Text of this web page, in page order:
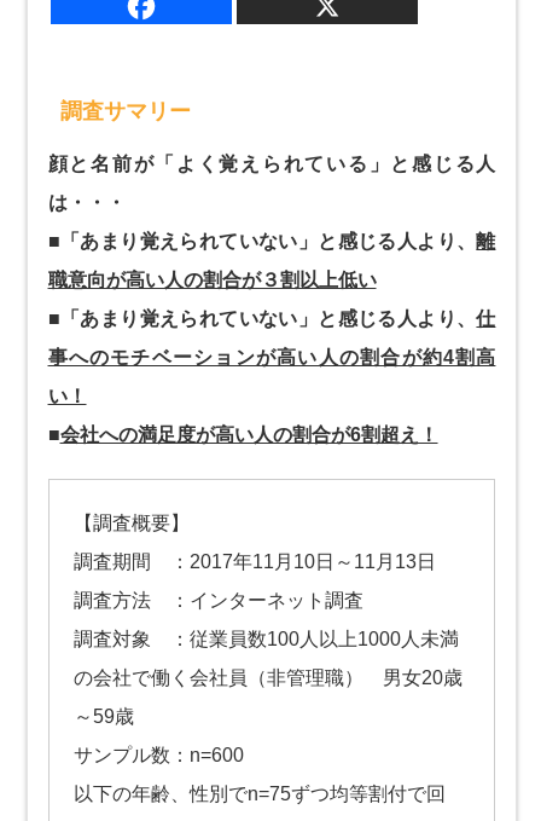
調査サマリー
顔と名前が「よく覚えられている」と感じる人
は・・・
■「あまり覚えられていない」と感じる人より、離
職意向が高い人の割合が３割以上低い
■「あまり覚えられていない」と感じる人より、仕
事へのモチベーションが高い人の割合が約4割高
い！
■会社への満足度が高い人の割合が6割超え！
【調査概要】
調査期間 ：2017年11月10日～11月13日
調査方法 ：インターネット調査
調査対象 ：従業員数100人以上1000人未満
の会社で働く会社員（非管理職） 男女20歳
～59歳
サンプル数：n=600
以下の年齢、性別でn=75ずつ均等割付で回